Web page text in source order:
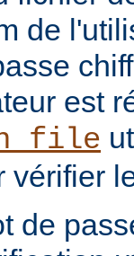
de
est
vérifier
de